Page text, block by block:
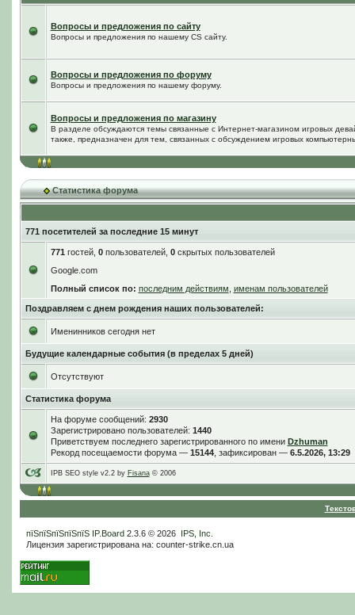
Вопросы и предложения по сайту
Вопросы и предложения по нашему CS сайту.
Вопросы и предложения по форуму
Вопросы и предложения по нашему форуму.
Вопросы и предложения по магазину
В разделе обсуждаются темы связанные с Интернет-магазином игровых
также, предназначен для тем, связанных с обсуждением игровых
Статистика форума
771 посетителей за последние 15 минут
771 гостей, 0пользователей, 0скрытых пользователей
Google.com
Полный список по: последним действиям именам пользователей
Поздравляем с днем рождения наших пользователей:
Именинников сегодня нет
Будущие календарные события (в пределах 5 дней)
Отсутствуют
Статистика форума
На форуме сообщений: 2930
Зарегистрировано пользователей: 1440
Приветствуем последнего зарегистрированного по имени Dzhuman
Рекорд посещаемости форума — 15144, зафиксирован — 6.5.2026, 13:29
IPB SEO style v2.2 by Fisana© 2006
пїЅпїЅпїЅпїЅпїЅ IP.Board2.3.6 © 2026 IPS, Inc
Лицензия зарегистрирована на: counter-strike.cn.ua